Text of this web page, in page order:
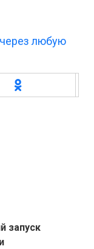
любую
запуск